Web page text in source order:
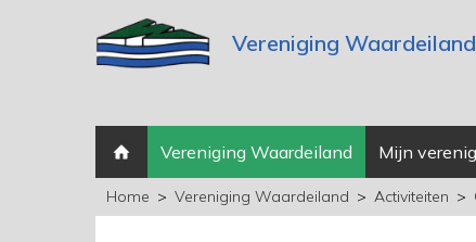
Vereniging Waardeiland
Vereniging Waardeiland Mijn
Home Vereniging Waardeiland Activiteiten